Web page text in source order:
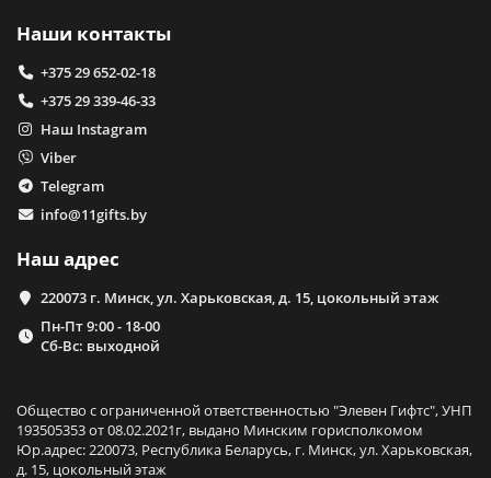
Наши контакты
+375 29 652-02-18
+375 29 339-46-33
Наш Instagram
Viber
Telegram
info@11gifts.by
Наш адрес
220073 г. Минск, ул. Харьковская, д. 15, цокольный этаж
Пн-Пт 9:00 - 18-00
Сб-Вс: выходной
Общество с ограниченной ответственностью "Элевен Гифтс", УНП
193505353 от 08.02.2021г, выдано Минским горисполкомом
Юр.адрес: 220073, Республика Беларусь, г. Минск, ул. Харьковская,
д. 15, цокольный этаж